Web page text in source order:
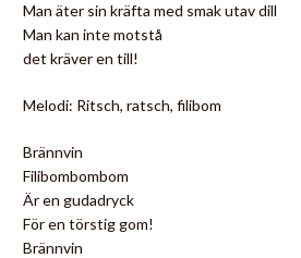
Man äter sin kräfta med smak utav dill
Man kan inte motstå
det kräver en till!
Melodi: Ritsch, ratsch, filibom
Brännvin
Filibombombom
Är en gudadryck
För en törstig gom!
Brännvin